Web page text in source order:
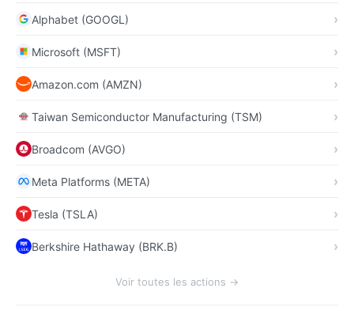
Alphabet (GOOGL)
Microsoft (MSFT)
Amazon.com (AMZN)
Taiwan Semiconductor Manufacturing (TSM)
Broadcom (AVGO)
Meta Platforms (META)
Tesla (TSLA)
Berkshire Hathaway (BRK.B)
Voir toutes les actions →